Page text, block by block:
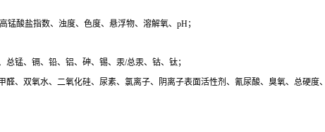
酸盐指数、浊度、色度、悬浮物、溶解氧、pH；
锰、镉、铅、铝、砷、锡、汞/总汞、钴、钛；
、双氧水、二氧化硅、尿素、氯离子、阴离子表面活性剂、氰尿酸、臭氧、总硬度